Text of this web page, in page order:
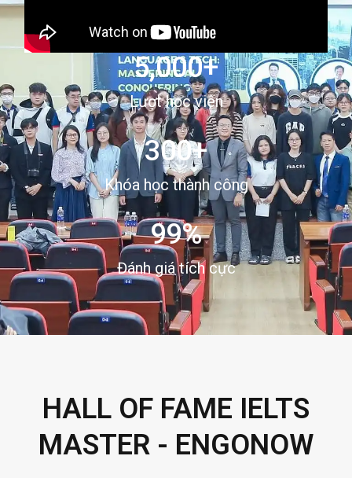
Lượt học viên
5,000+
Khóa học thành công
300+
Đánh giá tích cực
99%
HALL OF FAME IELTS
MASTER - ENGONOW